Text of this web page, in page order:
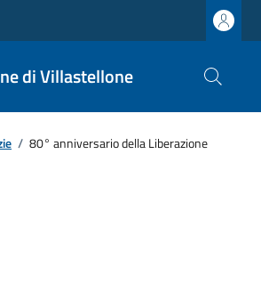
di Villastellone
/ 80° anniversario della Liberazione